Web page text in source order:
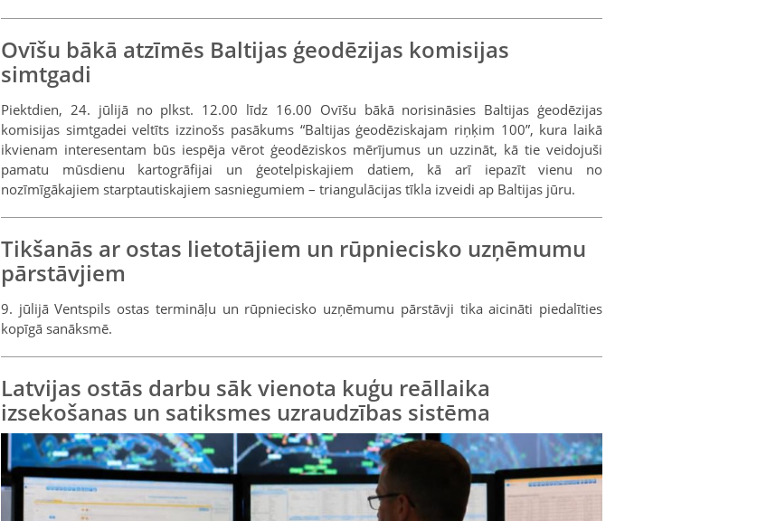
Ovīšu bākā atzīmēs Baltijas ģeodēzijas komisijas
simtgadi
Piektdien, 24. jūlijā no plkst. 12.00 līdz 16.00 Ovīšu bākā norisināsies Baltijas ģeodēzijas
komisijas simtgadei veltīts izzinošs pasākums “Baltijas ģeodēziskajam riņķim 100”, kura laikā
ikvienam interesentam būs iespēja vērot ģeodēziskos mērījumus un uzzināt, kā tie veidojuši
pamatu mūsdienu kartogrāfijai un ģeotelpiskajiem datiem, kā arī iepazīt vienu no
nozīmīgākajiem starptautiskajiem sasniegumiem – triangulācijas tīkla izveidi ap Baltijas jūru.
Tikšanās ar ostas lietotājiem un rūpniecisko uzņēmumu
pārstāvjiem
9. jūlijā Ventspils ostas termināļu un rūpniecisko uzņēmumu pārstāvji tika aicināti piedalīties
kopīgā sanāksmē.
Latvijas ostās darbu sāk vienota kuģu reāllaika
izsekošanas un satiksmes uzraudzības sistēma